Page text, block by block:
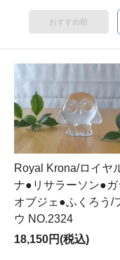
おすすめ順
Royal Krona/ロイヤ
ナ●リサラーソン●ガ
オブジェ●ふくろう/
ウ NO.2324
18,150円(税込)